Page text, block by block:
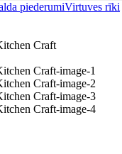
piederumiVirtuves rīki